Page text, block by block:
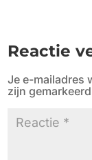
Reactie
Je e-mailadres
zijn